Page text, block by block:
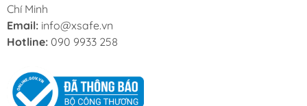
Chí Minh
Email: info@xsafe.vn
Hotline: 090 9933 258